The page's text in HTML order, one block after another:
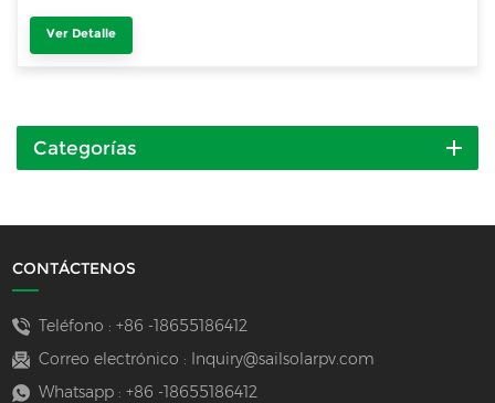
Ver Detalle
Categorías
CONTÁCTENOS
Teléfono : +86 -18655186412
Correo electrónico :
Inquiry@sailsolarpv.com
Whatsapp : +86 -18655186412